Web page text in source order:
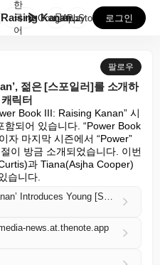
Kanan...
한
국
어
GooglePlay
AppStore 로그인
팔로우
젊은 [스포일러]를 소개하
릭터
Book III: Raising Kanan” 시
되어 있습니다. “Power Book
자 마지막 시즌에서 “Power”
이 방금 소개되었습니다. 이번
과 Tiana(Asjha Cooper)
습니다.
‘Power Book III: Raising Kanan’ Introduces Young [SPOILER], Character to Appear in ‘Power: Origins’
news.at.thenote.app